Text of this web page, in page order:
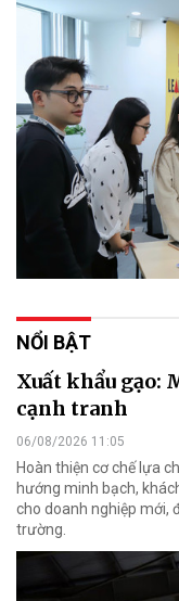
NỔI BẬT
Xuất khẩu gạo:
cạnh tranh
06/08/2026 11:05
Hoàn thiện cơ chế lựa
hướng minh bạch,
cho doanh nghiệp mới,
trường.